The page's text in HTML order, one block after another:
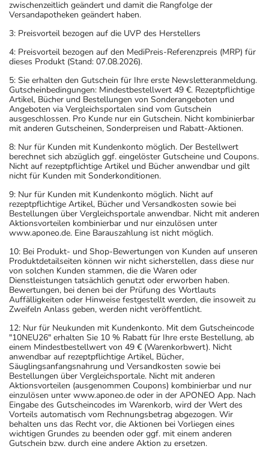
Panikzustände,
sozialen Kontakten
und Angststörung,
nach belastenden
Erfahrungen -
Behandlungsbeginn:
Erwachsene 1/2 Tablette
Panikzustände,
Angststörung, bei
sozialen Kontakten
und Angststörung,
nach belastenden
Erfahrungen - bei
schweren Formen:
Erwachsene 1 Tablette 1-mal täglich
Die Gesamtdosis sollte nicht ohne Rücksprache mit
einem Arzt oder Apotheker überschritten werden.
Art der Anwendung?
Nehmen Sie das Arzneimittel mit Flüssigkeit (z.B. 1 Glas
Wasser) ein.
Dauer der Anwendung?
Die Anwendungsdauer richtet sich nach Art der
Beschwerde und/oder Dauer der Erkrankung und wird
deshalb nur von Ihrem Arzt bestimmt.
Überdosierung?
zwischenzeitlich geändert und damit die Rangfolge der
Versandapotheken geändert haben.
3: Preisvorteil bezogen auf die UVP des Herstellers
4: Preisvorteil bezogen auf den MediPreis-Referenzpreis (MRP) für
dieses Produkt (Stand: 07.08.2026).
5: Sie erhalten den Gutschein für Ihre erste Newsletteranmeldung.
Gutscheinbedingungen: Mindestbestellwert 49 €. Rezeptpflichtige
Artikel, Bücher und Bestellungen von Sonderangeboten und
Angeboten via Vergleichsportalen sind vom Gutschein
ausgeschlossen. Pro Kunde nur ein Gutschein. Nicht kombinierbar
mit anderen Gutscheinen, Sonderpreisen und Rabatt-Aktionen.
8: Nur für Kunden mit Kundenkonto möglich. Der Bestellwert
berechnet sich abzüglich ggf. eingelöster Gutscheine und Coupons.
Nicht auf rezeptpflichtige Artikel und Bücher anwendbar und gilt
nicht für Kunden mit Sonderkonditionen.
9: Nur für Kunden mit Kundenkonto möglich. Nicht auf
rezeptpflichtige Artikel, Bücher und Versandkosten sowie bei
Bestellungen über Vergleichsportale anwendbar. Nicht mit anderen
Aktionsvorteilen kombinierbar und nur einzulösen unter
www.aponeo.de. Eine Barauszahlung ist nicht möglich.
10: Bei Produkt- und Shop-Bewertungen von Kunden auf unseren
Produktdetailseiten können wir nicht sicherstellen, dass diese nur
von solchen Kunden stammen, die die Waren oder
Dienstleistungen tatsächlich genutzt oder erworben haben.
Bewertungen, bei denen bei der Prüfung des Wortlauts
Auffälligkeiten oder Hinweise festgestellt werden, die insoweit zu
Zweifeln Anlass geben, werden nicht veröffentlicht.
12: Nur für Neukunden mit Kundenkonto. Mit dem Gutscheincode
"10NEU26" erhalten Sie 10 % Rabatt für Ihre erste Bestellung, ab
einem Mindestbestellwert von 49 € (Warenkorbwert). Nicht
anwendbar auf rezeptpflichtige Artikel, Bücher,
Säuglingsanfangsnahrung und Versandkosten sowie bei
Bestellungen über Vergleichsportale. Nicht mit anderen
Aktionsvorteilen (ausgenommen Coupons) kombinierbar und nur
einzulösen unter www.aponeo.de oder in der APONEO App. Nach
Eingabe des Gutscheincodes im Warenkorb, wird der Wert des
Vorteils automatisch vom Rechnungsbetrag abgezogen. Wir
behalten uns das Recht vor, die Aktionen bei Vorliegen eines
wichtigen Grundes zu beenden oder ggf. mit einem anderen
Gutschein bzw. durch eine andere Aktion zu ersetzen.